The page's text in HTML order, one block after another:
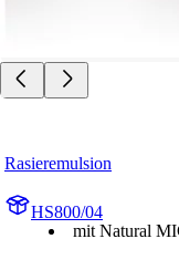
Rasieremulsion
HS800/04
mit Natural